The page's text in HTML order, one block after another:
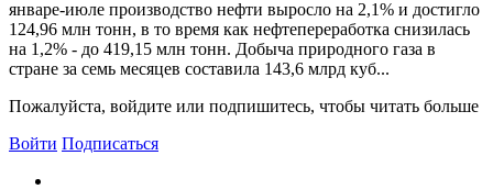
январе-июле производство нефти выросло на 2,1% и достигло
124,96 млн тонн, в то время как нефтепереработка снизилась
на 1,2% - до 419,15 млн тонн. Добыча природного газа в
стране за семь месяцев составила 143,6 млрд куб...
Пожалуйста, войдите или подпишитесь, чтобы читать больше
Войти Подписаться